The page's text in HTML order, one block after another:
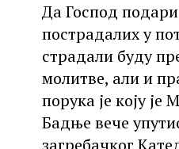
Да Господ
пострадалих у
страдали буду
молитве, али и
порука је коју је
Бадње вече